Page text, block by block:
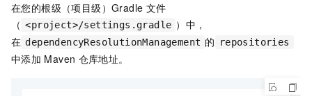
在您的根级（项目级）Gradle 文件
（ <project>/settings.gradle ）中，
在 dependencyResolutionManagement 的 repositories
中添加 Maven 仓库地址。